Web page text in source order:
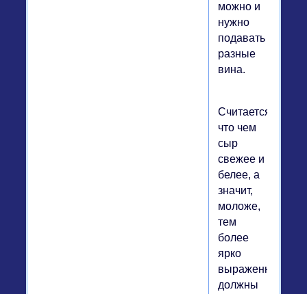
можно и
нужно
подавать
разные
вина.
Считается,
что чем
сыр
свежее и
белее, а
значит,
моложе,
тем
более
ярко
выраженными
должны